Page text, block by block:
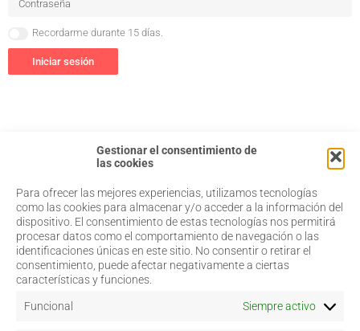
Gestionar el consentimiento de
las cookies
Para ofrecer las mejores experiencias, utilizamos tecnologías
como las cookies para almacenar y/o acceder a la información del
dispositivo. El consentimiento de estas tecnologías nos permitirá
procesar datos como el comportamiento de navegación o las
identificaciones únicas en este sitio. No consentir o retirar el
consentimiento, puede afectar negativamente a ciertas
características y funciones.
Funcional Siempre activo
Ventajas
Canal ético
Calendario
Eventos COORM
EL COORM EN EL OPTOM 2024
V Congreso de Salud Visual y Pediatría 2022
Transparencia
Quiénes somos
Actualidad
Contacto
Recordarme durante 15 días.
Iniciar sesión
968 20 87 67
admin@coorm.org
Miguel Vivancos, 4
30007 Murcia
Salud Visual
Profesionales
Quiénes somos
Actualidad
Contacto